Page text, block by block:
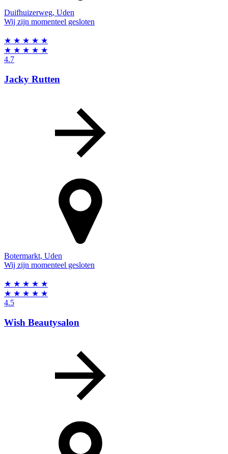
Duifhuizerweg, Uden
Wij zijn momenteel gesloten
★ ★ ★ ★ ★
★ ★ ★ ★ ★
4.7
Jacky Rutten
Botermarkt, Uden
Wij zijn momenteel gesloten
★ ★ ★ ★ ★
★ ★ ★ ★ ★
4.5
Wish Beautysalon